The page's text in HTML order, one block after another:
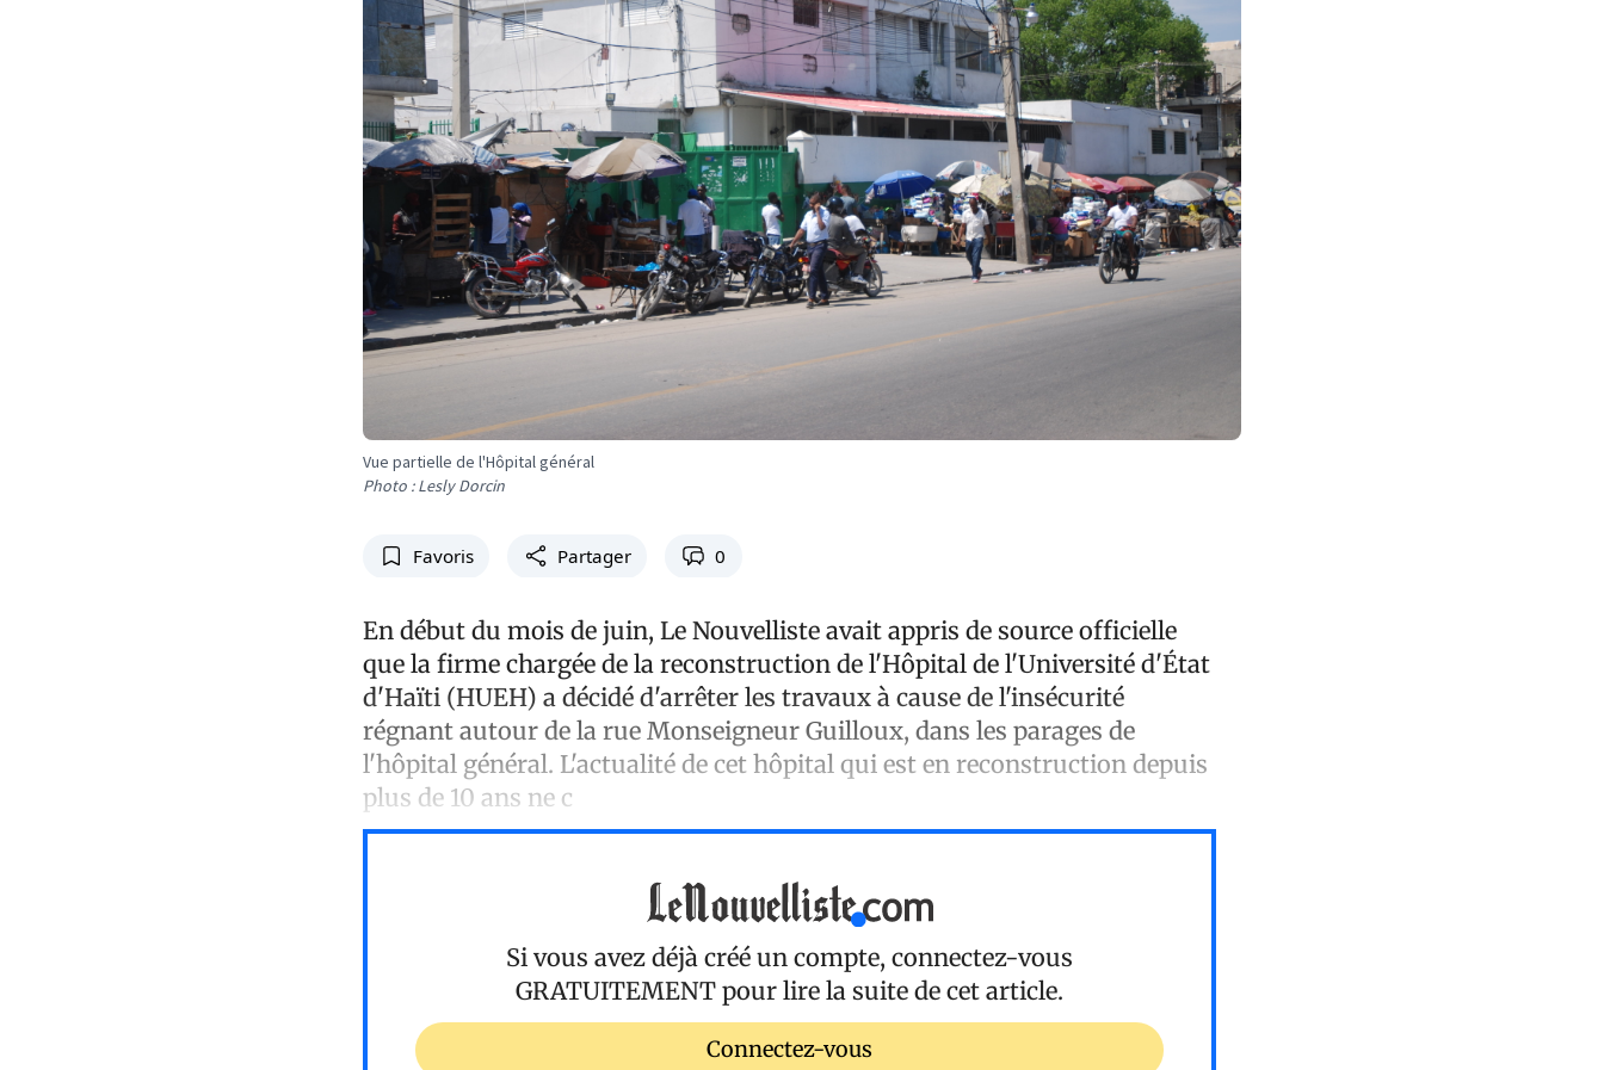
Vue partielle de l'Hôpital général
Photo : Lesly Dorcin
Favoris Partager 0
En début du mois de juin, Le Nouvelliste avait appris de source officielle
que la firme chargée de la reconstruction de l'Hôpital de l'Université d'État
d'Haïti (HUEH) a décidé d'arrêter les travaux à cause de l'insécurité
régnant autour de la rue Monseigneur Guilloux, dans les parages de
l'hôpital général. L'actualité de cet hôpital qui est en reconstruction depuis
plus de 10 ans ne c
Si vous avez déjà créé un compte, connectez-vous
GRATUITEMENT pour lire la suite de cet article.
Connectez-vous